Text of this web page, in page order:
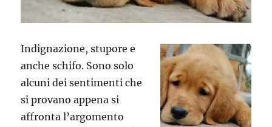
Indignazione, stupore e
anche schifo. Sono solo
alcuni dei sentimenti che
si provano appena si
affronta l’argomento